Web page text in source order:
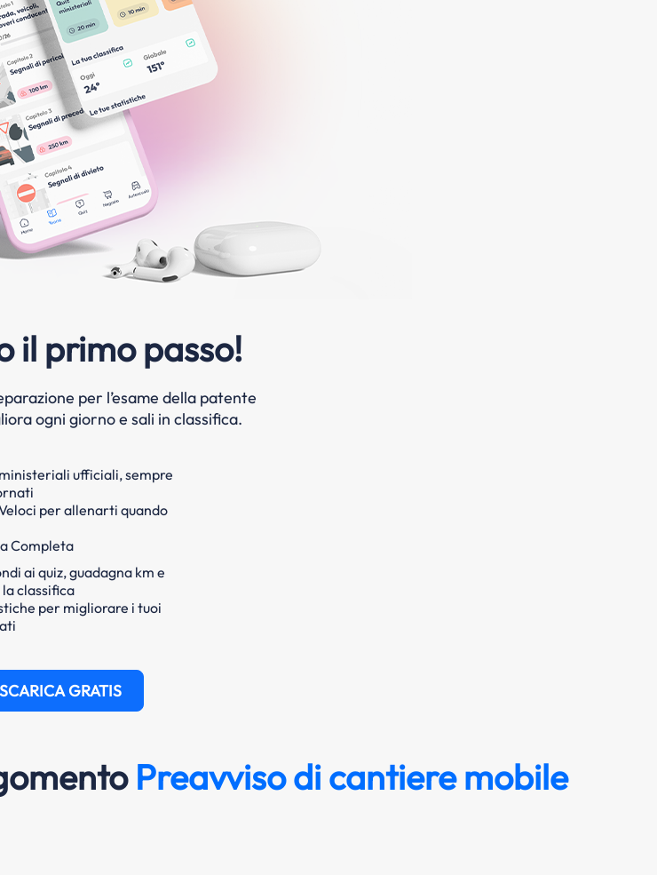
il primo passo!
per l’esame della patente
ogni giorno e sali in classifica.
ufficiali, sempre
per allenarti quando
Completa
ai quiz, guadagna km e
classifica
per migliorare i tuoi
SCARICA GRATIS
Preavviso di cantiere mobile